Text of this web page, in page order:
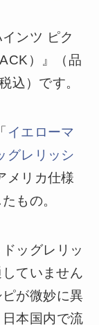
ンツ ピク
）』（品
込）です。
イエローマ
グレリッシ
メリカ仕様
もの。
ッグレリッ
ていません
が微妙に異
本国内で流